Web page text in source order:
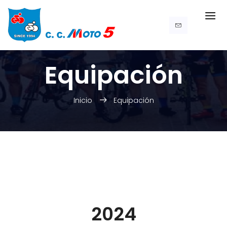
Equipación
Inicio Equipación
2024